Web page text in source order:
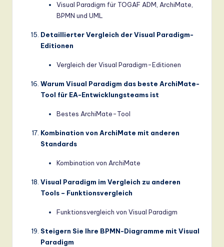
Visual Paradigm für TOGAF ADM, ArchiMate,
BPMN und UML
Detaillierter Vergleich der Visual Paradigm-
Editionen
Vergleich der Visual Paradigm-Editionen
Warum Visual Paradigm das beste ArchiMate-
Tool für EA-Entwicklungsteams ist
Bestes ArchiMate-Tool
Kombination von ArchiMate mit anderen
Standards
Kombination von ArchiMate
Visual Paradigm im Vergleich zu anderen
Tools – Funktionsvergleich
Funktionsvergleich von Visual Paradigm
Steigern Sie Ihre BPMN-Diagramme mit Visual
Paradigm